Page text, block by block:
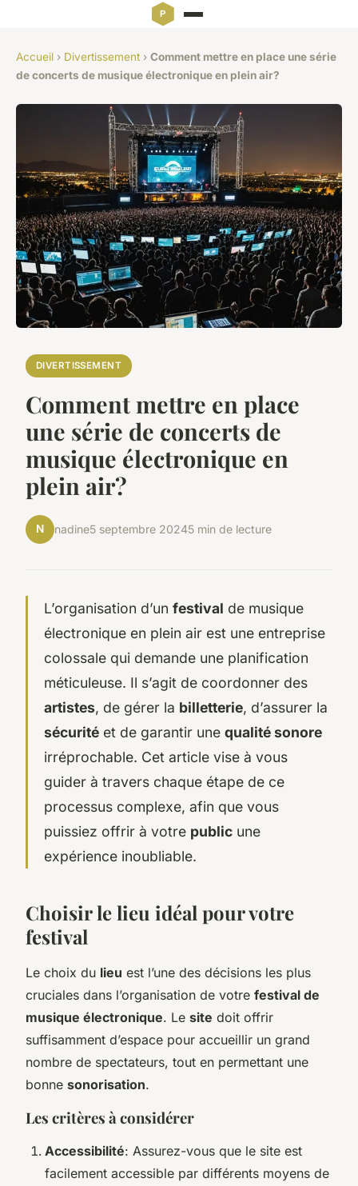
Accueil › Divertissement › Comment mettre en place une série
de concerts de musique électronique en plein air?
DIVERTISSEMENT
Comment mettre en place
une série de concerts de
musique électronique en
plein air?
N nadine5 septembre 20245 min de lecture
L’organisation d’un festival de musique
électronique en plein air est une entreprise
colossale qui demande une planification
méticuleuse. Il s’agit de coordonner des
artistes, de gérer la billetterie, d’assurer la
sécurité et de garantir une qualité sonore
irréprochable. Cet article vise à vous
guider à travers chaque étape de ce
processus complexe, afin que vous
puissiez offrir à votre public une
expérience inoubliable.
Choisir le lieu idéal pour votre
festival
Le choix du lieu est l’une des décisions les plus
cruciales dans l’organisation de votre festival de
musique électronique. Le site doit offrir
suffisamment d’espace pour accueillir un grand
nombre de spectateurs, tout en permettant une
bonne sonorisation.
Les critères à considérer
Accessibilité: Assurez-vous que le site est
facilement accessible par différents moyens de